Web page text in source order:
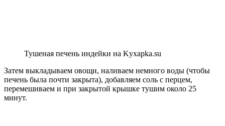
Тушеная печень индейки на Kyxapka.su
Затем выкладываем овощи, наливаем немного воды (чтобы
печень была почти закрыта), добавляем соль с перцем,
перемешиваем и при закрытой крышке тушим около 25
минут.